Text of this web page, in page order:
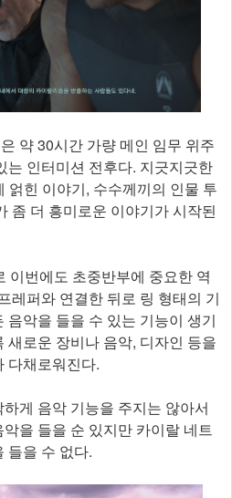
약 30시간 가량 메인 임무 위주
는 인터미션 전후다. 지긋지긋한
얽힌 이야기, 수수께끼의 인물 투
좀 더 흥미로운 이야기가 시작된
이번에도 초중반부에 중요한 역
레퍼와 연결한 뒤로 링 형태의 기
음악을 들을 수 있는 기능이 생기
새로운 장비나 음악, 디자인 등을
다채로워진다.
게 음악 기능을 주지는 않아서
을 들을 순 있지만 카이랄 네트
들을 수 없다.